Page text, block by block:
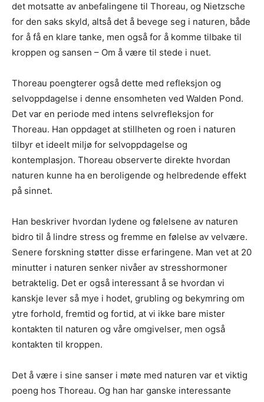
det motsatte av anbefalingene til Thoreau, og Nietzsche
for den saks skyld, altså det å bevege seg i naturen, både
for å få en klare tanke, men også for å komme tilbake til
kroppen og sansen – Om å være til stede i nuet.
Thoreau poengterer også dette med refleksjon og
selvoppdagelse i denne ensomheten ved Walden Pond.
Det var en periode med intens selvrefleksjon for
Thoreau. Han oppdaget at stillheten og roen i naturen
tilbyr et ideelt miljø for selvoppdagelse og
kontemplasjon. Thoreau observerte direkte hvordan
naturen kunne ha en beroligende og helbredende effekt
på sinnet.
Han beskriver hvordan lydene og følelsene av naturen
bidro til å lindre stress og fremme en følelse av velvære.
Senere forskning støtter disse erfaringene. Man vet at 20
minutter i naturen senker nivåer av stresshormoner
betraktelig. Det er også interessant å se hvordan vi
kanskje lever så mye i hodet, grubling og bekymring om
ytre forhold, fremtid og fortid, at vi ikke bare mister
kontakten til naturen og våre omgivelser, men også
kontakten til kroppen.
Det å være i sine sanser i møte med naturen var et viktig
poeng hos Thoreau. Og han har ganske interessante